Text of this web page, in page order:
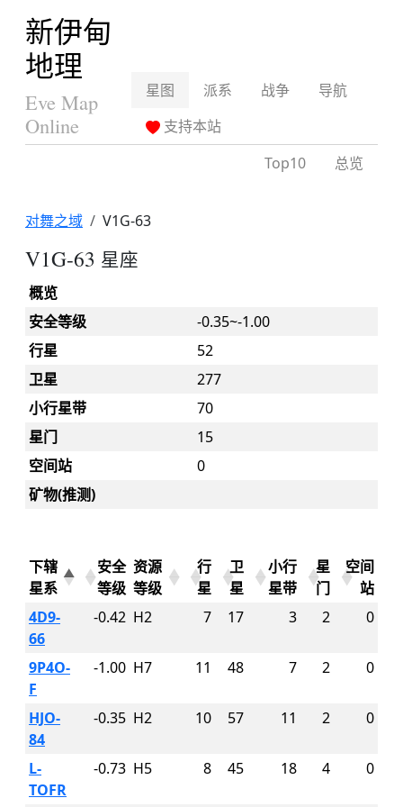
新伊甸
地理
Eve Map
Online
星图 派系 战争
导航
支持本站
总览
Top10
对舞之域 V1G-63
V1G-63 星座
概览
安全等级
-0.35~-1.00
行星
52
卫星
277
小行星带
70
星门
15
空间站
0
矿物(推测)
下辖
星系
安全
等级
资源
等级
行
星
卫
星
小行
星带
星
门
空间
站
4D9-
66
-0.42 H2 7 17 3 2 0
9P4O-
F
-1.00 H7 11 48 7 2 0
HJO-
84
-0.35 H2 10 57 11 2 0
L-
TOFR
-0.73 H5 8 45 18 4 0